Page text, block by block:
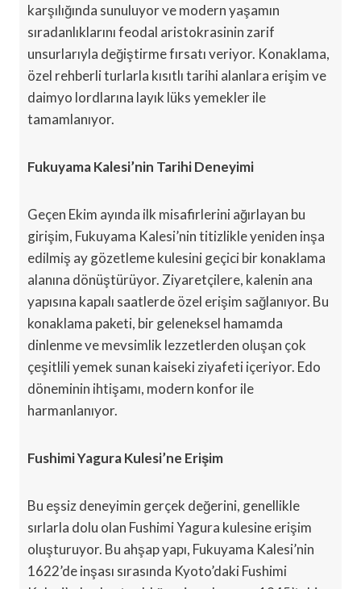
karşılığında sunuluyor ve modern yaşamın
sıradanlıklarını feodal aristokrasinin zarif
unsurlarıyla değiştirme fırsatı veriyor. Konaklama,
özel rehberli turlarla kısıtlı tarihi alanlara erişim ve
daimyo lordlarına layık lüks yemekler ile
tamamlanıyor.
Fukuyama Kalesi’nin Tarihi Deneyimi
Geçen Ekim ayında ilk misafirlerini ağırlayan bu
girişim, Fukuyama Kalesi’nin titizlikle yeniden inşa
edilmiş ay gözetleme kulesini geçici bir konaklama
alanına dönüştürüyor. Ziyaretçilere, kalenin ana
yapısına kapalı saatlerde özel erişim sağlanıyor. Bu
konaklama paketi, bir geleneksel hamamda
dinlenme ve mevsimlik lezzetlerden oluşan çok
çeşitlili yemek sunan kaiseki ziyafeti içeriyor. Edo
döneminin ihtişamı, modern konfor ile
harmanlanıyor.
Fushimi Yagura Kulesi’ne Erişim
Bu eşsiz deneyimin gerçek değerini, genellikle
sırlarla dolu olan Fushimi Yagura kulesine erişim
oluşturuyor. Bu ahşap yapı, Fukuyama Kalesi’nin
1622’de inşası sırasında Kyoto’daki Fushimi